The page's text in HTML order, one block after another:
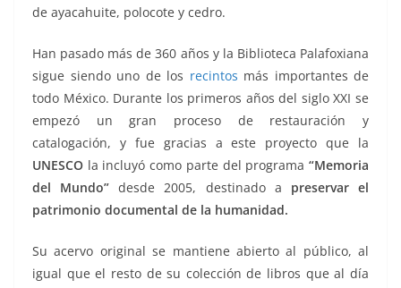
de ayacahuite, polocote y cedro.
Han pasado más de 360 años y la Biblioteca Palafoxiana
sigue siendo uno de los recintos más importantes de
todo México. Durante los primeros años del siglo XXI se
empezó un gran proceso de restauración y
catalogación, y fue gracias a este proyecto que la
UNESCO la incluyó como parte del programa “Memoria
del Mundo”desde 2005, destinado a preservar el
patrimonio documental de la humanidad.
Su acervo original se mantiene abierto al público, al
igual que el resto de su colección de libros que al día